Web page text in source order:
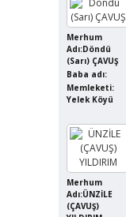
Merhum
Adı:Döndü
(Sarı) ÇAVUŞ
Baba adı:
Memleketi:
Yelek Köyü
Merhum
Adı:ÜNZİLE
(ÇAVUŞ)